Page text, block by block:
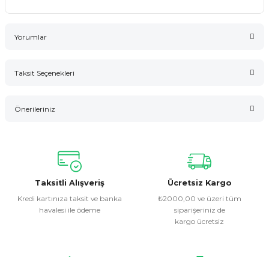
Yorumlar
Taksit Seçenekleri
Önerileriniz
konularda yetersiz gördüğünüz noktaları öneri formunu
kullanarak tarafımıza iletebilirsiniz.
Görüş ve önerileriniz için teşekkür ederiz.
Ürün resmi kalitesiz, bozuk veya görüntülenemiyor.
Taksitli Alışveriş
Kredi kartınıza taksit ve banka
havalesi ile ödeme
Ücretsiz Kargo
₺2000,00 ve üzeri tüm
siparişeriniz de
kargo ücretsiz